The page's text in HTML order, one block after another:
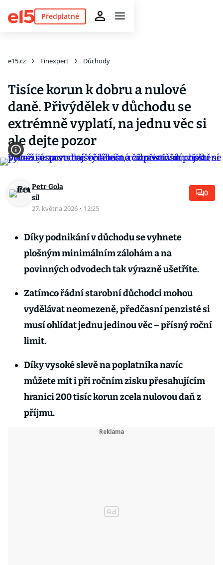
Předplatné
e15.cz Finexpert Důchody
Tisíce korun k dobru a nulové
daně. Přivýdělek v důchodu se
extrémně vyplatí, na jednu věc si
ale dejte pozor
Petr Gola
sil
27. května 2026 · 12:25
0
Díky podnikání v důchodu se vyhnete
plošným minimálním zálohám a na
povinných odvodech tak výrazně ušetříte.
Zatímco řádní starobní důchodci mohou
vydělávat neomezeně, předčasní penzisté si
musí ohlídat jednu jedinou věc – přísný roční
limit.
Díky vysoké slevě na poplatníka navíc
můžete mít i při ročním zisku přesahujícím
hranici 200 tisíc korun zcela nulovou daň z
příjmu.